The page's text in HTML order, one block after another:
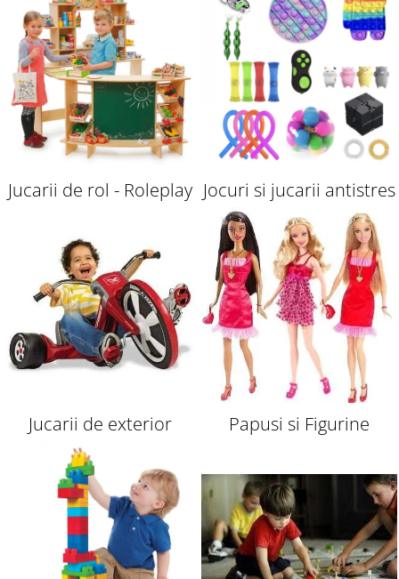
Jucarii de rol - Roleplay Jocuri si jucarii antistres
Jucarii de exterior Papusi si Figurine